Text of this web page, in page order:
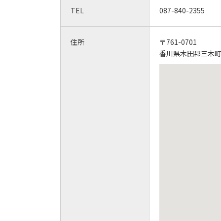
TEL 087-840-2355
住所
〒761-0701
香川県木田郡三木